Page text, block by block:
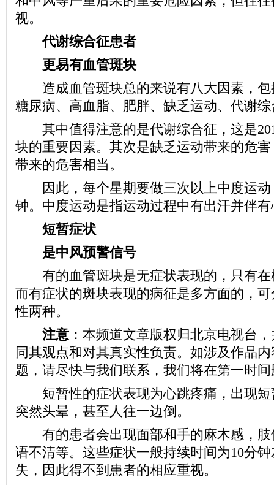
视。
代谢综合征患者
更易有血管斑块
造成血管斑块总的来说有八大因素，包
糖尿病、高血脂、肥胖、缺乏运动、代谢
其中值得注意的是代谢综合征，这是
块的重要因素。其次是缺乏运动带来的危
带来的危害相当。
因此，每个星期要做三次以上中度运动
钟。中度运动是指运动过程中有出汗并伴
短暂症状
是中风预警信号
有的血管斑块是无症状表现的，只有在
而有症状的斑块表现的病征是多方面的，
性两种。
注意 ：本频道文章版权归北京电视台
同其观点和对其真实性负责。如涉及作品
题，请尽快与我们联系，我们将在第一时
短暂性的症状表现为心跳疼痛，出现短
突然头晕，甚至人往一边倒。
有的患者会出现面部和手的麻木感，肢
语不清等。这些症状一般持续时间为10分
失，因此得不到患者的相应重视。